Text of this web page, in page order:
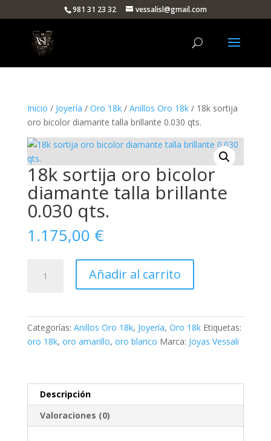
981 31 23 32 vessalisl@gmail.com
Inicio / Joyería / Oro 18k/ Anillos Oro 18k/ 18k sortija
oro bicolor diamante talla brillante 0.030 qts.
18k sortija oro bicolor
diamante talla brillante
0.030 qts.
1.175,00 €
sortija
diamante
cantidad
Añadir al carrito
Categorías: Anillos Oro 18k, Joyería, Oro 18k Etiquetas:
oro 18k, oro amarillo, oro blanco Marca: Joyas Vessali
Descripción
Valoraciones (0)